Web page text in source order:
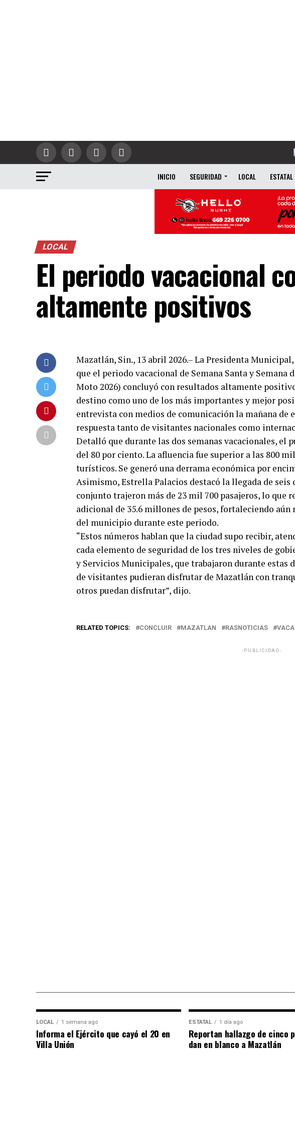
INICIO SEGURIDAD LOCAL ESTATAL
LOCAL
El periodo vacacional
altamente positivos
Mazatlán, Sin., 13 abril 2026.– La Presidenta
que el periodo vacacional de Semana Santa y Semana
Moto 2026) concluyó con resultados altamente
destino como uno de los más importantes y mejor
entrevista con medios de comunicación la mañana de
respuesta tanto de visitantes nacionales como
Detalló que durante las dos semanas vacacionales, el
del 80 por ciento. La afluencia fue superior a las 800
turísticos. Se generó una derrama económica por
Asimismo, Estrella Palacios destacó la llegada de
conjunto trajeron más de 23 mil 700 pasajeros, lo que
adicional de 35.6 millones de pesos, fortaleciendo
del municipio durante este periodo.
“Estos números hablan que la ciudad supo recibir,
cada elemento de seguridad de los tres niveles de
y Servicios Municipales, que trabajaron durante estas
de visitantes pudieran disfrutar de Mazatlán con
otros puedan disfrutar”, dijo.
RELATED TOPICS: CONCLUIR MAZATLAN RASNOTICIAS
-PUBLICIDAD-
LOCAL 1 semana ago
Informa el Ejército que cayó el 20 en
Villa Unión
ESTATAL 1 día ago
Reportan hallazgo de cinco
dan en blanco a Mazatlán